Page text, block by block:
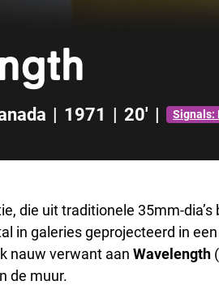
| 1971 | 20' | Signals:
die uit traditionele 35mm-
in galeries geprojecteerd in een
nauw verwant aan Wavelength
de muur.